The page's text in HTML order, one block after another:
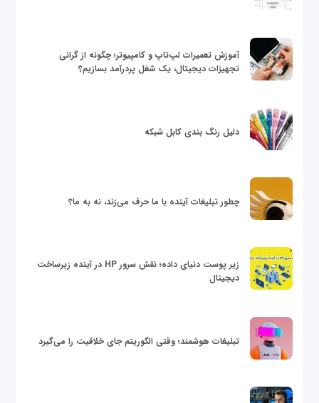
آموزش تعمیرات لپ‌تاپ و کامپیوتر؛ چگونه از گرانی
تجهیزات دیجیتال، یک شغل پردرآمد بسازیم؟
دلیل رنگ بندی کابل شبکه
چطور تبلیغات آینده با ما حرف می‌زند، نه به ما؟
زیر پوست دنیای داده؛ نقش سرور HP در آینده زیرساخت
دیجیتال
تبلیغات هوشمند؛ وقتی الگوریتم جای خلاقیت را می‌گیرد